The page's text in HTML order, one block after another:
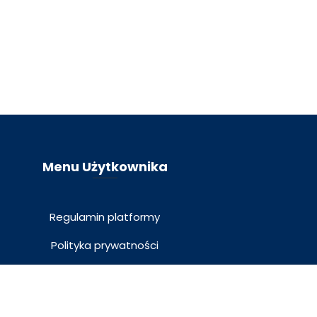
Menu Użytkownika
Regulamin platformy
Polityka prywatności